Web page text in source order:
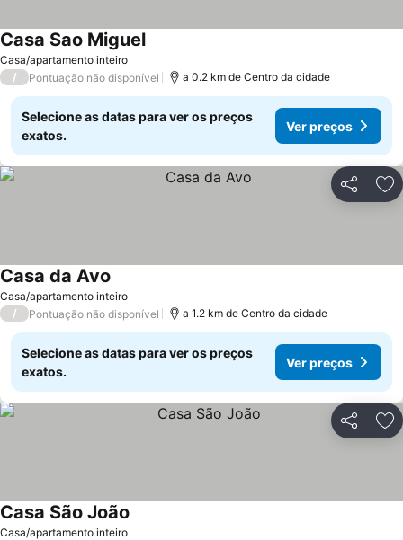
Casa/apartamento inteiro
Casa Sao Miguel
/ Pontuação não disponível a 0.2 km de Centro da cidade
Selecione as datas para ver os preços
exatos.
Ver preços
Partilhar
Casa/apartamento inteiro
Casa da Avo
/ Pontuação não disponível a 1.2 km de Centro da cidade
Selecione as datas para ver os preços
exatos.
Ver preços
Partilhar
Casa/apartamento inteiro
Casa São João